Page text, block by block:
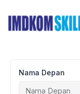
konten
Nama Depan